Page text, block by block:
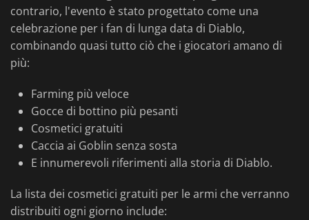
contrario, l'evento è stato progettato come una
celebrazione per i fan di lunga data di Diablo,
combinando quasi tutto ciò che i giocatori amano di
più:
Farming più veloce
Gocce di bottino più pesanti
Cosmetici gratuiti
Caccia ai Goblin senza sosta
E innumerevoli riferimenti alla storia di Diablo.
La lista dei cosmetici gratuiti per le armi che verranno
distribuiti ogni giorno include: